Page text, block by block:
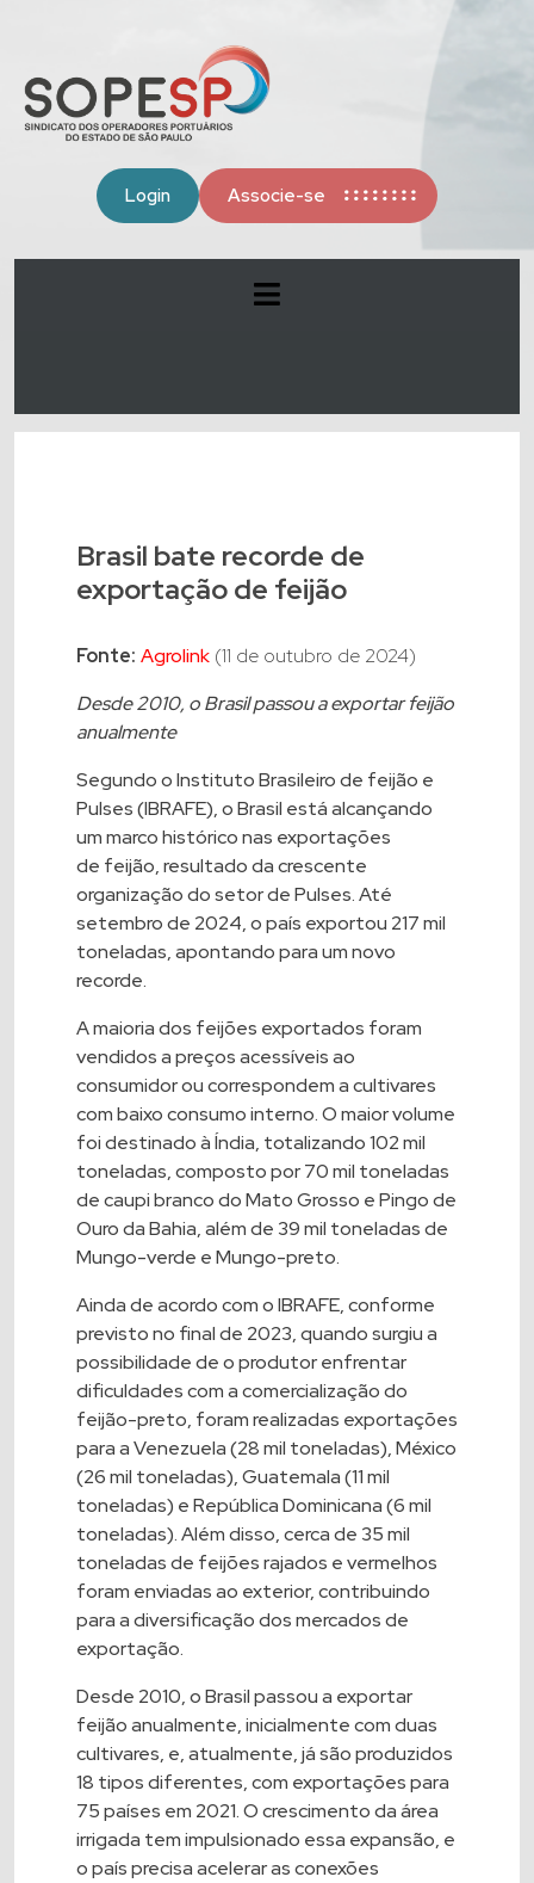
Login Associe-se
Brasil bate recorde de
exportação de feijão
Fonte: Agrolink (11 de outubro de 2024)
Desde 2010, o Brasil passou a exportar feijão
anualmente
Segundo o Instituto Brasileiro de feijão e
Pulses (IBRAFE), o Brasil está alcançando
um marco histórico nas exportações
de feijão, resultado da crescente
organização do setor de Pulses. Até
setembro de 2024, o país exportou 217 mil
toneladas, apontando para um novo
recorde.
A maioria dos feijões exportados foram
vendidos a preços acessíveis ao
consumidor ou correspondem a cultivares
com baixo consumo interno. O maior volume
foi destinado à Índia, totalizando 102 mil
toneladas, composto por 70 mil toneladas
de caupi branco do Mato Grosso e Pingo de
Ouro da Bahia, além de 39 mil toneladas de
Mungo-verde e Mungo-preto.
Ainda de acordo com o IBRAFE, conforme
previsto no final de 2023, quando surgiu a
possibilidade de o produtor enfrentar
dificuldades com a comercialização do
feijão-preto, foram realizadas exportações
para a Venezuela (28 mil toneladas), México
(26 mil toneladas), Guatemala (11 mil
toneladas) e República Dominicana (6 mil
toneladas). Além disso, cerca de 35 mil
toneladas de feijões rajados e vermelhos
foram enviadas ao exterior, contribuindo
para a diversificação dos mercados de
exportação.
Desde 2010, o Brasil passou a exportar
feijão anualmente, inicialmente com duas
cultivares, e, atualmente, já são produzidos
18 tipos diferentes, com exportações para
75 países em 2021. O crescimento da área
irrigada tem impulsionado essa expansão, e
o país precisa acelerar as conexões